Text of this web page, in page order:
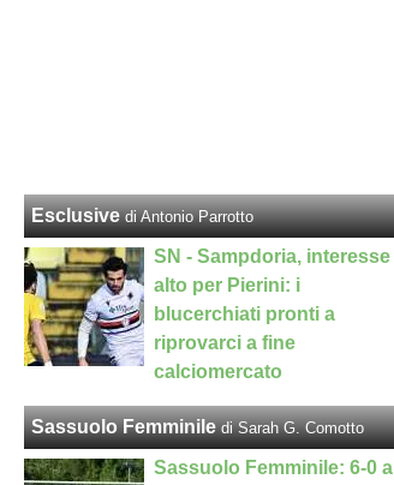
Esclusive di Antonio Parrotto
SN - Sampdoria, interesse
alto per Pierini: i
blucerchiati pronti a
riprovarci a fine
calciomercato
Sassuolo Femminile di Sarah G. Comotto
Sassuolo Femminile: 6-0 al